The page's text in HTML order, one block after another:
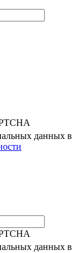
данных в
данных в